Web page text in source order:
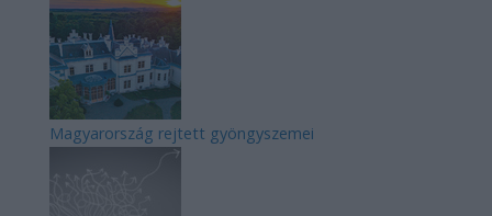
Magyarország rejtett gyöngyszemei